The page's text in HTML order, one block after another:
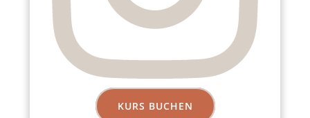
KURS BUCHEN